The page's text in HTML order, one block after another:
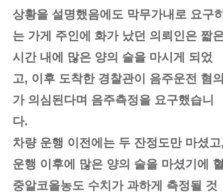
상황을 설명했음에도 막무가내로 요구
는 가게 주인에 화가 났던 의뢰인은 짧
시간 내에 많은 양의 술을 마시게 되었
고, 이후 도착한 경찰관이 음주운전 혐
가 의심된다며 음주측정을 요구했습니
다.
차량 운행 이전에는 두 잔정도만 마셨
운행 이후에 많은 양의 술을 마셨기에
중알코올농도 수치가 과하게 측정될 것